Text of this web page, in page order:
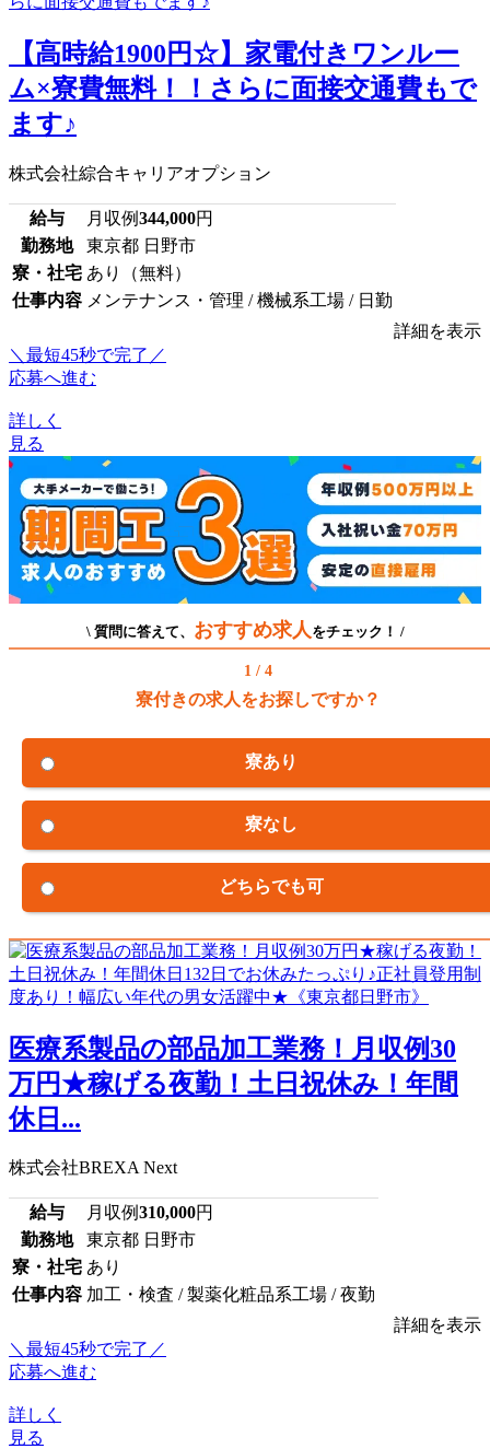
【高時給1900円☆】家電付きワンルー
ム×寮費無料！！さらに面接交通費もで
ます♪
株式会社綜合キャリアオプション
給与 月収例344,000円
勤務地
東京都 日野市
寮・社宅 あり（無料）
仕事内容 メンテナンス・管理 / 機械系工場 / 日勤
詳細を表示
＼最短45秒で完了／
応募へ進む
詳しく
見る
\ 質問に答えて、 おすすめ求人 をチェック！ /
1 / 4
寮付きの求人をお探しですか？
寮あり
寮なし
どちらでも可
医療系製品の部品加工業務！月収例30
万円★稼げる夜勤！土日祝休み！年間
休日...
株式会社BREXA Next
給与 月収例310,000円
勤務地
東京都 日野市
寮・社宅 あり
仕事内容 加工・検査 / 製薬化粧品系工場 / 夜勤
詳細を表示
＼最短45秒で完了／
応募へ進む
詳しく
見る